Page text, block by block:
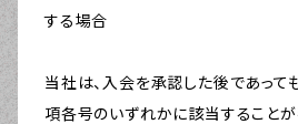
する場合
当社は、入会を承認した後であって
項各号のいずれかに該当すること